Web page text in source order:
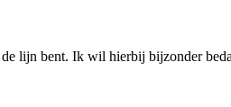
lijn bent. Ik wil hierbij bijzonder